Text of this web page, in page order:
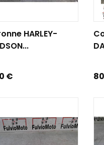
HARLEY-
€